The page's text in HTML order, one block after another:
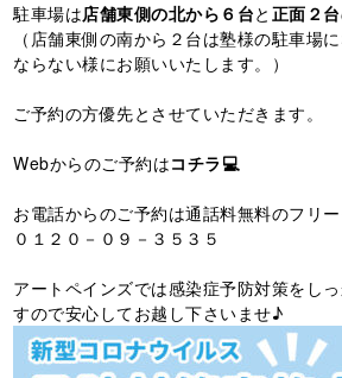
駐車場は店舗東側の北から６台と 正面２台
（店舗東側の南から２台は塾様の駐車場
ならない様にお願いいたします。）
ご予約の方優先とさせていただきます。
Webからのご予約はコチラ💻
お電話からのご予約は通話料無料のフリ
０１２０－０９－３５３５
アートペインズでは感染症予防対策をし
すので安心してお越し下さいませ♪